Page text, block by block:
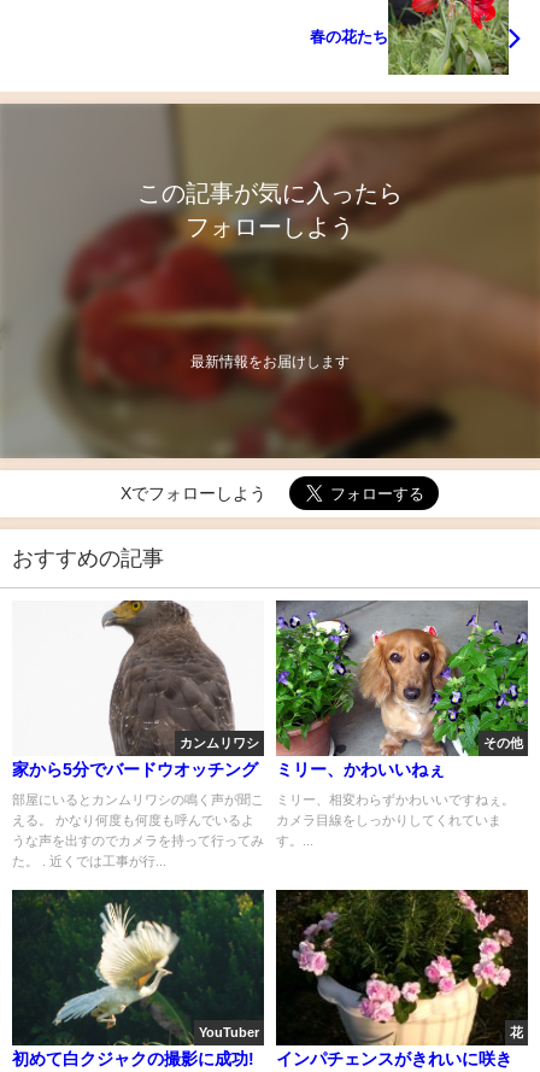
春の花たち
この記事が気に入ったら
フォローしよう
最新情報をお届けします
Xでフォローしよう
おすすめの記事
カンムリワシ
家から5分でバードウオッチング
部屋にいるとカンムリワシの鳴く声が聞こ
える。 かなり何度も何度も呼んでいるよ
うな声を出すのでカメラを持って行ってみ
た。 . 近くでは工事が行...
その他
ミリー、かわいいねぇ
ミリー、相変わらずかわいいですねぇ。
カメラ目線をしっかりしてくれていま
す。...
YouTuber
初めて白クジャクの撮影に成功!
花
インパチェンスがきれいに咲き